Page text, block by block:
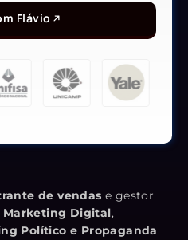
Flávio
de vendas e gestor
Marketing Digital,
Político e Propaganda